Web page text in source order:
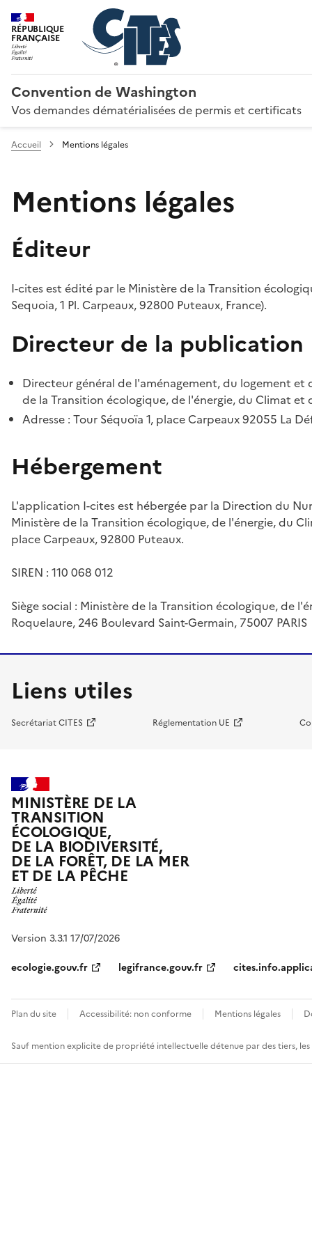
RÉPUBLIQUE
FRANÇAISE
Convention de Washington
Vos demandes dématérialisées de permis et certificats
Accueil Mentions légales
Mentions légales
Éditeur
I-cites est édité par le Ministère de la Transition
Sequoia, 1 Pl. Carpeaux, 92800 Puteaux, France).
Directeur de la publication
Directeur général de l'aménagement, du logement
de la Transition écologique, de l'énergie, du Climat et
Adresse : Tour Séquoïa 1, place Carpeaux 92055 La
Hébergement
L'application I-cites est hébergée par la Direction du
Ministère de la Transition écologique, de l'énergie, du
place Carpeaux, 92800 Puteaux.
SIREN : 110 068 012
Siège social : Ministère de la Transition écologique, de
Roquelaure, 246 Boulevard Saint-Germain, 75007 PARIS
Liens utiles
Secrétariat CITES Réglementation UE
MINISTÈRE DE LA
TRANSITION
ÉCOLOGIQUE,
DE LA BIODIVERSITÉ,
DE LA FORÊT, DE LA MER
ET DE LA PÊCHE
Version 3.3.1 17/07/2026
ecologie.gouv.fr
legifrance.gouv.fr
Plan du site Accessibilité: non conforme Mentions légales
Sauf mention explicite de propriété intellectuelle détenue par des tiers,